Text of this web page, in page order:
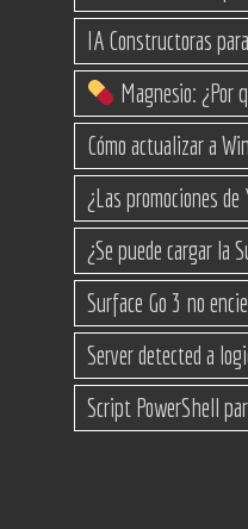
Magnesio: ¿Por qué un